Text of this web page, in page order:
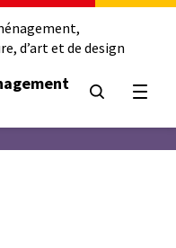
d’art et de design